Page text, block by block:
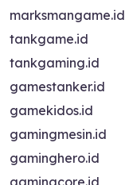
marksmangame.id
tankgame.id
tankgaming.id
gamestanker.id
gamekidos.id
gamingmesin.id
gaminghero.id
gamingcore.id